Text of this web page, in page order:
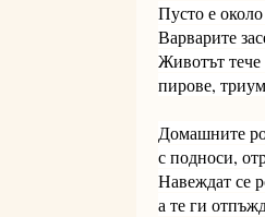
Пусто е
Варварите
Животът
пирове,
Домашните
с подноси,
Навеждат се
а те ги